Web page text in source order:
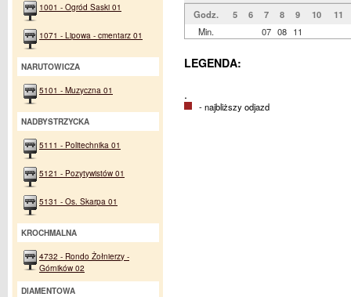
Godz. 5 6 7 8 9 10
11
Min.
07 08 11
LEGENDA:
.
- najbliższy odjazd
1001 - Ogród Saski 01
1071 - Lipowa - cmentarz 01
NARUTOWICZA
5101 - Muzyczna 01
NADBYSTRZYCKA
5111 - Politechnika 01
5121 - Pozytywistów 01
5131 - Os. Skarpa 01
KROCHMALNA
4732 - Rondo Żołnierzy -
Górników 02
DIAMENTOWA